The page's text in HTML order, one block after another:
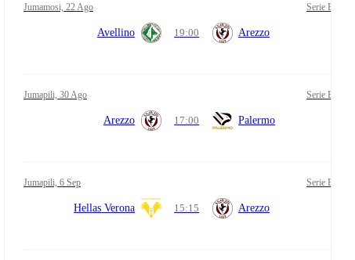
Jumamosi, 22 Ago Serie B
Avellino 19:00 Arezzo
Jumapili, 30 Ago Serie B
Arezzo 17:00 Palermo
Jumapili, 6 Sep Serie B
Hellas Verona 15:15 Arezzo